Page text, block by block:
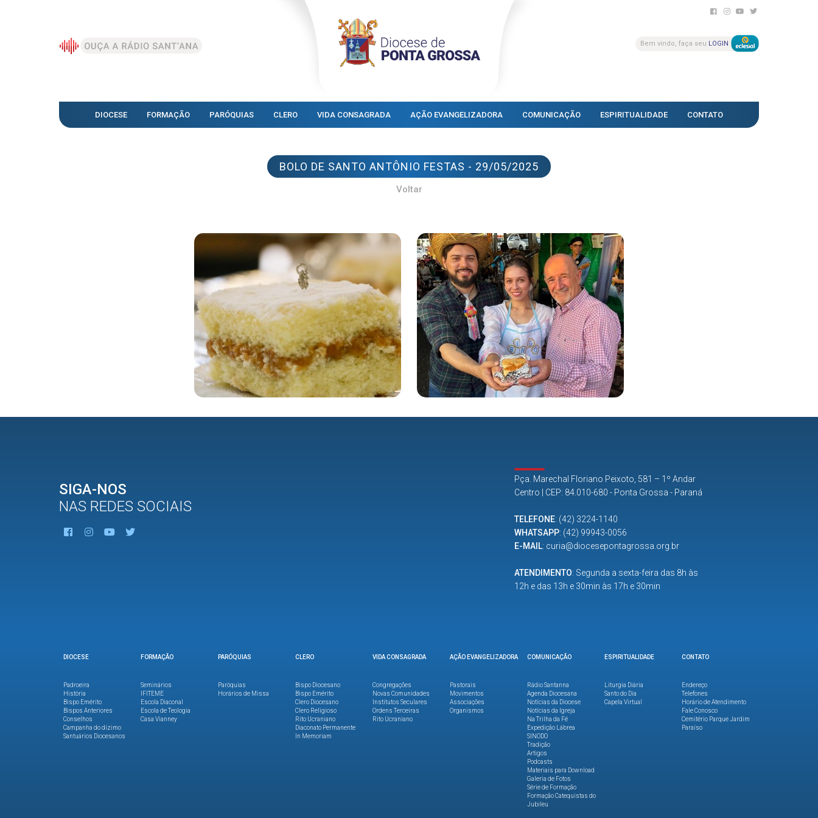
Bem vindo, faça seu LOGIN
DIOCESE FORMAÇÃO PARÓQUIAS CLERO VIDA CONSAGRADA AÇÃO EVANGELIZADORA COMUNICAÇÃO ESPIRITUALIDADE CONTATO
BOLO DE SANTO ANTÔNIO FESTAS - 29/05/2025
Voltar
SIGA-NOS
NAS REDES SOCIAIS
Pça. Marechal Floriano Peixoto, 581 – 1º Andar
Centro | CEP: 84.010-680 - Ponta Grossa - Paraná
TELEFONE: (42) 3224-1140
WHATSAPP: (42) 99943-0056
E-MAIL: curia@diocesepontagrossa.org.br
ATENDIMENTO: Segunda a sexta-feira das 8h às
12h e das 13h e 30min às 17h e 30min
DIOCESE
Padroeira
História
Bispo Emérito
Bispos Anteriores
Conselhos
Campanha do dízimo
Santuários Diocesanos
FORMAÇÃO
Seminários
IFITEME
Escola Diaconal
Escola de Teologia
Casa Vianney
PARÓQUIAS
Paróquias
Horários de Missa
CLERO
Bispo Diocesano
Bispo Emérito
Clero Diocesano
Clero Religioso
Rito Ucraniano
Diaconato Permanente
In Memoriam
VIDA CONSAGRADA
Congregações
Novas Comunidades
Institutos Seculares
Ordens Terceiras
Rito Ucraniano
AÇÃO EVANGELIZADORA
Pastorais
Movimentos
Associações
Organismos
COMUNICAÇÃO
Rádio Santanna
Agenda Diocesana
Notícias da Diocese
Notícias da Igreja
Na Trilha da Fé
Expedição Lábrea
SINODO
Tradição
Artigos
Podcasts
Materiais para Download
Galeria de Fotos
Série de Formação
Formação Catequistas do
Jubileu
ESPIRITUALIDADE
Liturgia Diária
Santo do Dia
Capela Virtual
CONTATO
Endereço
Telefones
Horário de Atendimento
Fale Conosco
Cemitério Parque Jardim
Paraíso